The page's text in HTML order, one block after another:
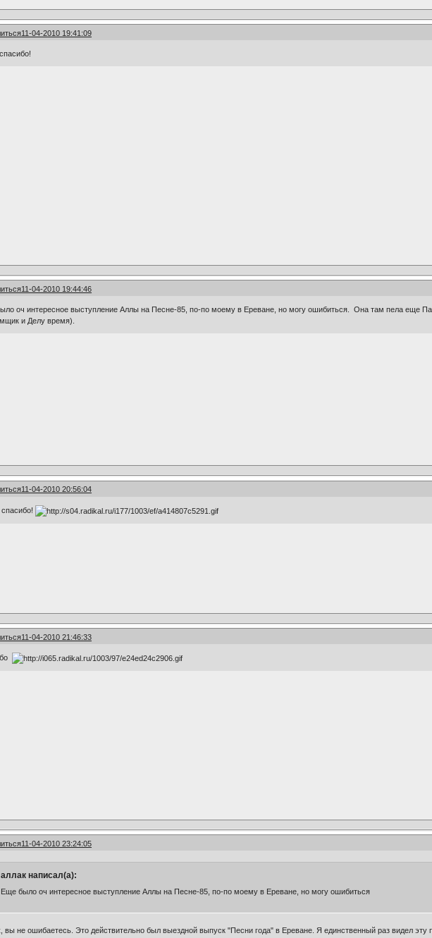
11-04-2010 19:41:09
спасибо!
11-04-2010 19:44:46
оч интересное выступление Аллы на Песне-85, по-по моему в Ереване, но могу ошибиться. Она там пела еще
и Делу время).
11-04-2010 20:56:04
, спасибо!
11-04-2010 21:46:33
11-04-2010 23:24:05
аллак написал(а):
Еще было оч интересное выступление Аллы на Песне-85, по-по моему в Ереване, но могу ошибиться
, вы не ошибаетесь. Это действительно был выездной выпуск "Песни года" в Ереване. Я единственный раз видел